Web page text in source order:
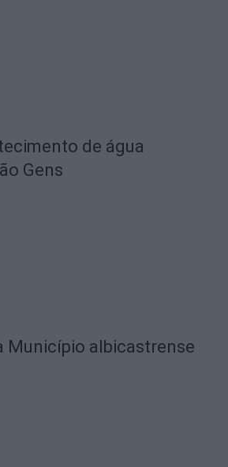
de água
Gens
Município albicastrense